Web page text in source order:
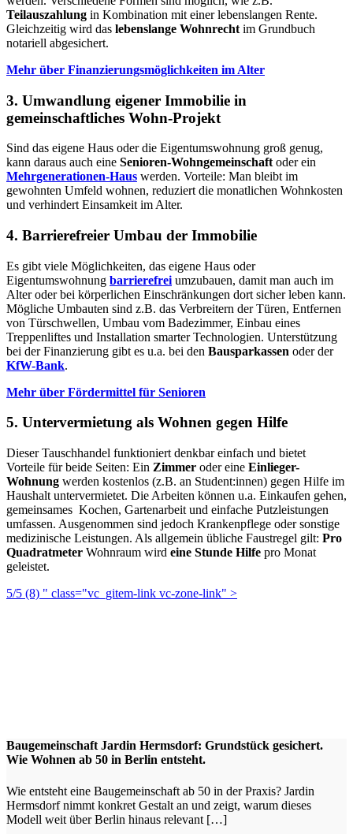
Teilauszahlung in Kombination mit einer lebenslangen Rente.
Gleichzeitig wird das lebenslange Wohnrecht im Grundbuch
notariell abgesichert.
Mehr über Finanzierungsmöglichkeiten im Alter
3. Umwandlung eigener Immobilie in
gemeinschaftliches Wohn-Projekt
Sind das eigene Haus oder die Eigentumswohnung groß genug,
kann daraus auch eine Senioren-Wohngemeinschaft oder ein
Mehrgenerationen-Haus werden. Vorteile: Man bleibt im
gewohnten Umfeld wohnen, reduziert die monatlichen Wohnkosten
und verhindert Einsamkeit im Alter.
4. Barrierefreier Umbau der Immobilie
Es gibt viele Möglichkeiten, das eigene Haus oder
Eigentumswohnung barrierefrei umzubauen, damit man auch im
Alter oder bei körperlichen Einschränkungen dort sicher leben kann.
Mögliche Umbauten sind z.B. das Verbreitern der Türen, Entfernen
von Türschwellen, Umbau vom Badezimmer, Einbau eines
Treppenliftes und Installation smarter Technologien. Unterstützung
bei der Finanzierung gibt es u.a. bei den Bausparkassen oder der
KfW-Bank.
Mehr über Fördermittel für Senioren
5. Untervermietung als Wohnen gegen Hilfe
Dieser Tauschhandel funktioniert denkbar einfach und bietet
Vorteile für beide Seiten: Ein Zimmer oder eine Einlieger-
Wohnung werden kostenlos (z.B. an Student:innen) gegen Hilfe im
Haushalt untervermietet. Die Arbeiten können u.a. Einkaufen gehen,
gemeinsames Kochen, Gartenarbeit und einfache Putzleistungen
umfassen. Ausgenommen sind jedoch Krankenpflege oder sonstige
medizinische Leistungen. Als allgemein übliche Faustregel gilt: Pro
Quadratmeter Wohnraum wird eine Stunde Hilfe pro Monat
geleistet.
5/5 (8) " class="vc_gitem-link vc-zone-link" >
Baugemeinschaft Jardin Hermsdorf: Grundstück gesichert.
Wie Wohnen ab 50 in Berlin entsteht.
Wie entsteht eine Baugemeinschaft ab 50 in der Praxis? Jardin
Hermsdorf nimmt konkret Gestalt an und zeigt, warum dieses
Modell weit über Berlin hinaus relevant […]